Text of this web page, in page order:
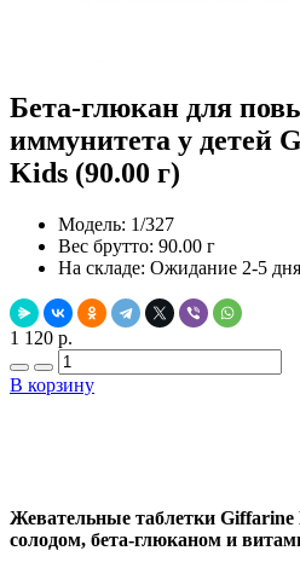
Бета-глюкан для
иммунитета у детей
Kids (90.00 г)
Модель: 1/327
Вес брутто: 90.00 г
На складе: Ожидание 2-5 дня
1 120 р.
В корзину
Жевательные таблетки
солодом, бета-глюканом и